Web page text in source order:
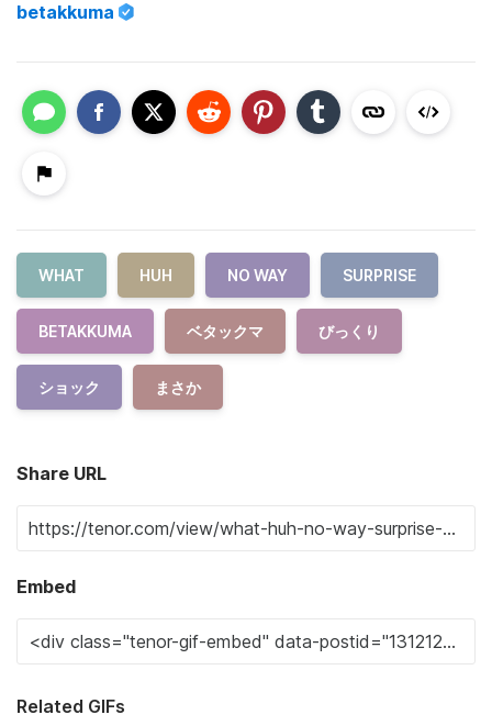
betakkuma
WHAT HUH NO WAY SURPRISE
BETAKKUMA ベタックマ びっくり
ショック まさか
Share URL
Embed
Related GIFs